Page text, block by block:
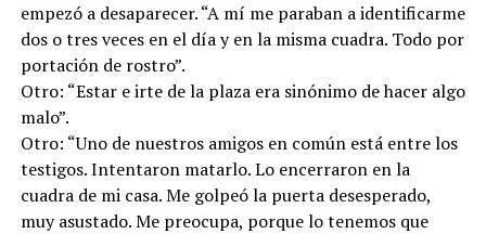
empezó a desaparecer. “A mí me paraban a identificarme
dos o tres veces en el día y en la misma cuadra. Todo por
portación de rostro”.
Otro: “Estar e irte de la plaza era sinónimo de hacer algo
malo”.
Otro: “Uno de nuestros amigos en común está entre los
testigos. Intentaron matarlo. Lo encerraron en la
cuadra de mi casa. Me golpeó la puerta desesperado,
muy asustado. Me preocupa, porque lo tenemos que